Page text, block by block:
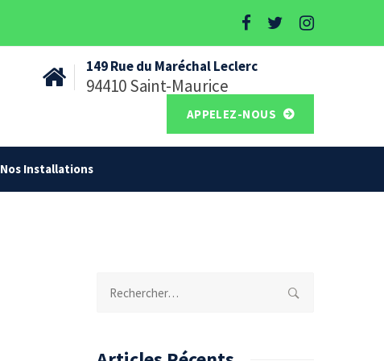
149 Rue du Maréchal Leclerc
94410 Saint-Maurice
APPELEZ-NOUS
Nos Installations
Rechercher :